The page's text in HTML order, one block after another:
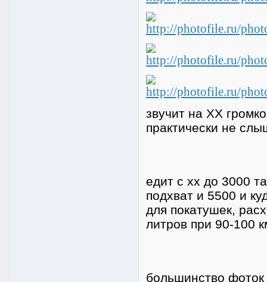
звучит на ХХ
практически не
едит с хх до 3000
подхват и 5500 и
для покатушек,
литров при 90-100
большинство